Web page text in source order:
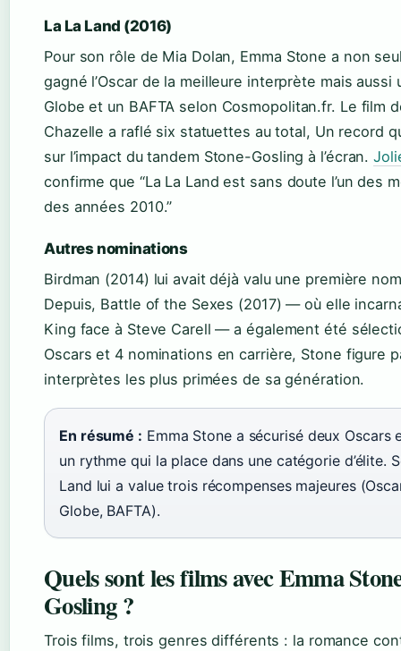
La La Land (2016)
Pour son rôle de Mia Dolan, Emma Stone a non
gagné l’Oscar de la meilleure interprète mais aussi
Globe et un BAFTA selon Cosmopolitan.fr. Le film
Chazelle a raflé six statuettes au total, Un record
sur l’impact du tandem Stone-Gosling à l’écran.
confirme que “La La Land est sans doute l’un des
des années 2010.”
Autres nominations
Birdman (2014) lui avait déjà valu une première
Depuis, Battle of the Sexes (2017) — où elle
King face à Steve Carell — a également été
Oscars et 4 nominations en carrière, Stone figure
interprètes les plus primées de sa génération.
En résumé : Emma Stone a sécurisé deux Oscars
un rythme qui la place dans une catégorie d’élite.
Land lui a value trois récompenses majeures
Globe, BAFTA).
Quels sont les films avec Emma
Gosling ?
Trois films, trois genres différents : la romance